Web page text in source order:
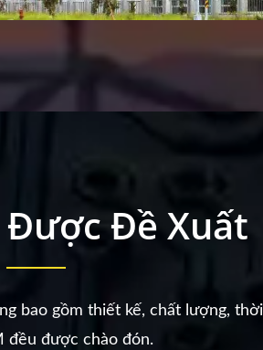
Được Đề Xuất
bao gồm thiết kế, chất lượng,
đều được chào đón.